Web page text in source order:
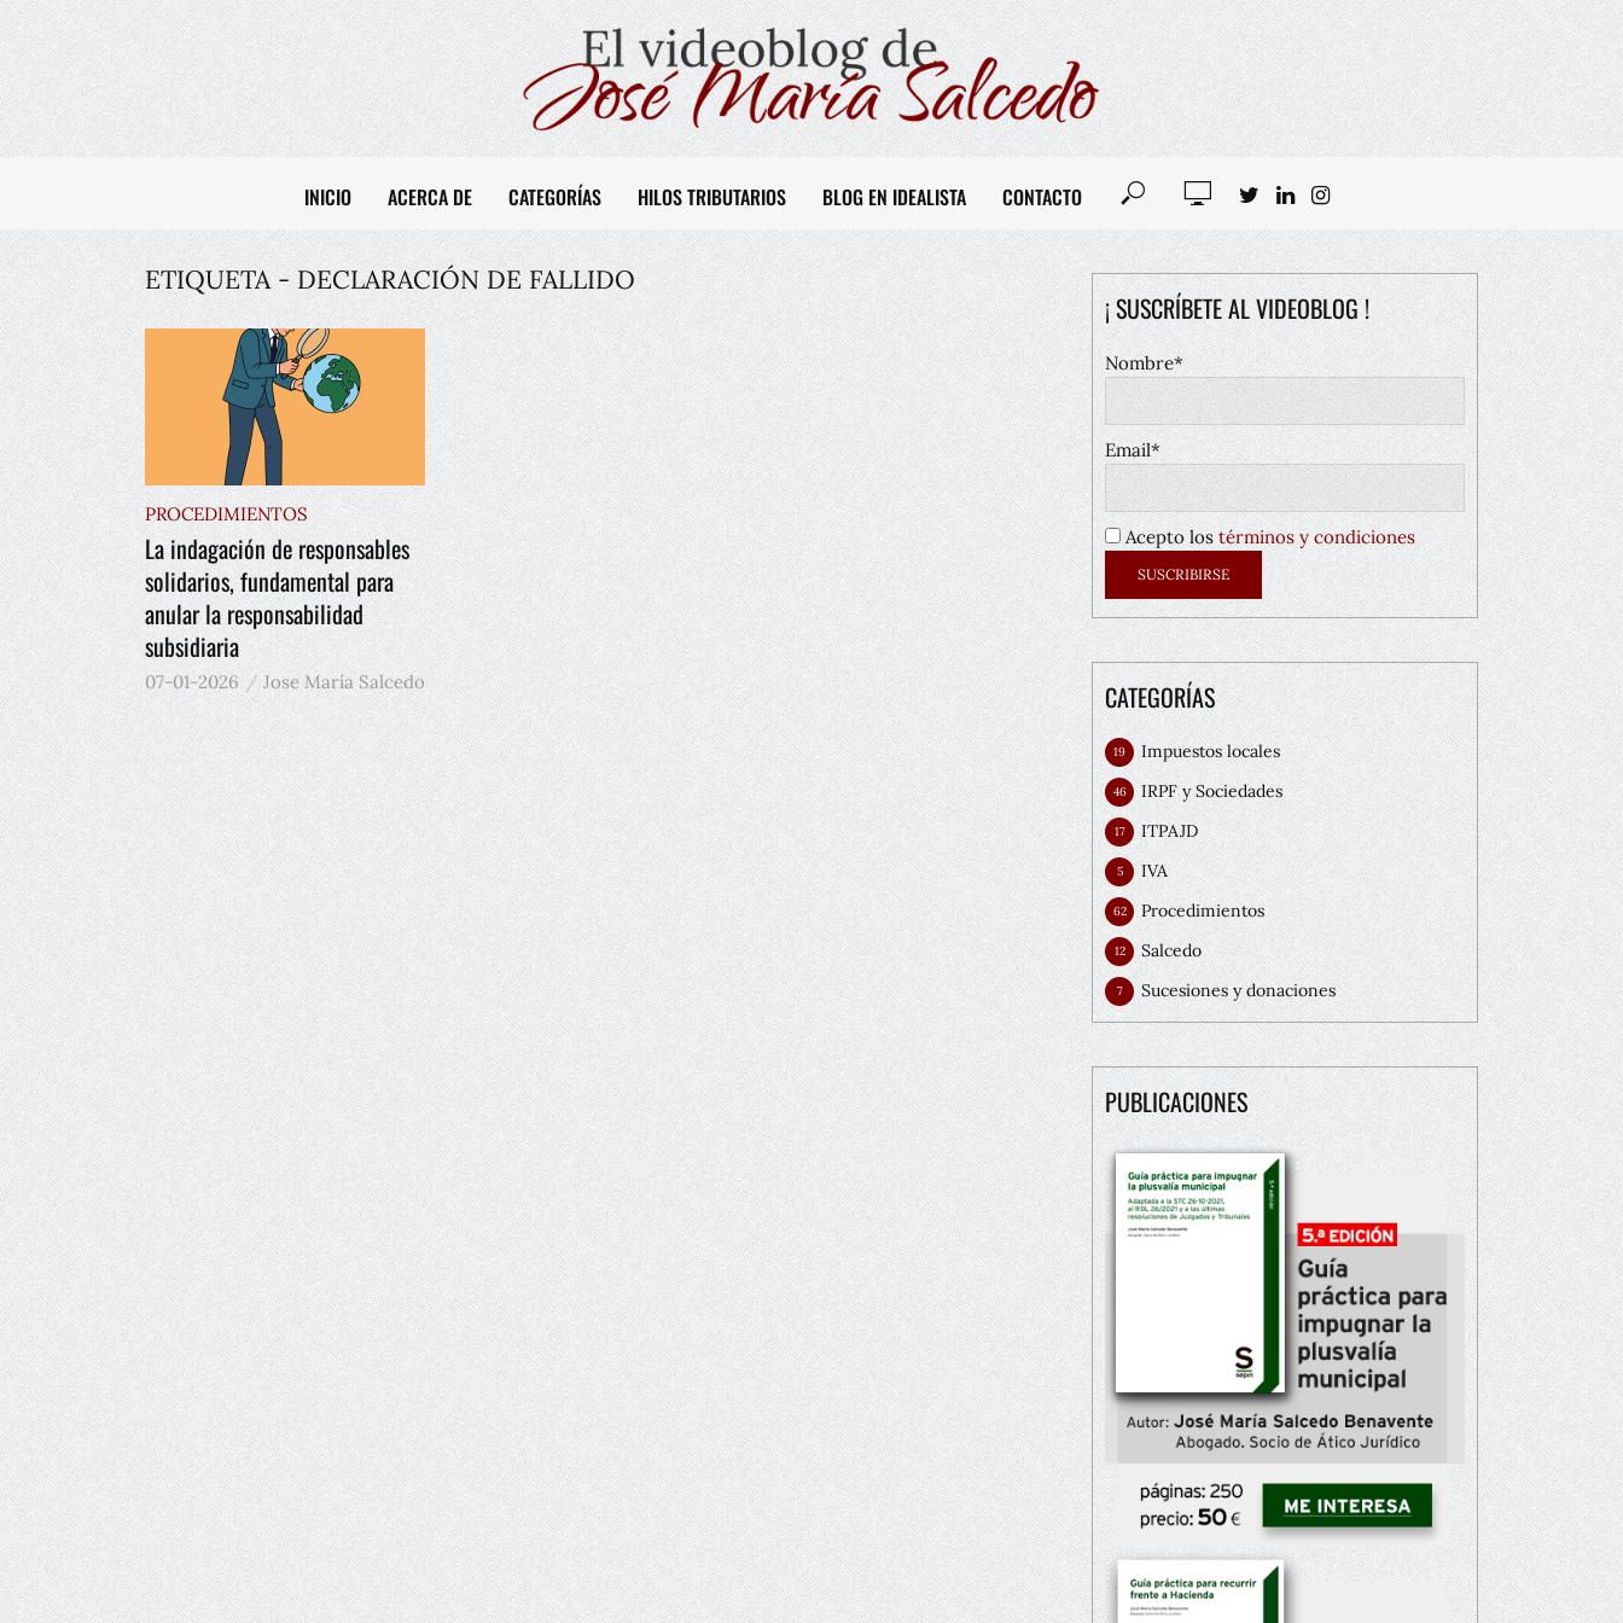
INICIO ACERCA DE CATEGORÍAS HILOS TRIBUTARIOS BLOG EN IDEALISTA CONTACTO
ETIQUETA - DECLARACIÓN DE FALLIDO
PROCEDIMIENTOS
La indagación de responsables
solidarios, fundamental para
anular la responsabilidad
subsidiaria
07-01-2026 Jose María Salcedo
¡ SUSCRÍBETE AL VIDEOBLOG !
Nombre*
Email*
Acepto lostérminos y condiciones
CATEGORÍAS
Impuestos locales
19
IRPF y Sociedades
46
ITPAJD
17
IVA
5
Procedimientos
62
Salcedo
12
Sucesiones y donaciones
7
PUBLICACIONES